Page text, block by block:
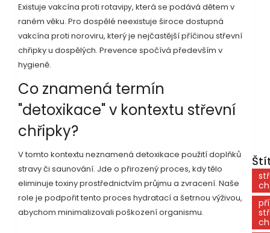
Existuje vakcína proti rotaviру, která se podává dětem v
raném věku. Pro dospělé neexistuje široce dostupná
vakcína proti noroviru, který je nejčastější příčinou střevní
chřipky u dospělých. Prevence spočívá především v
hygieně.
Co znamená termín
"detoxikace" v kontextu střevní
chřipky?
V tomto kontextu neznamená detoxikace použití doplňků
stravy či saunování. Jde o přirozený proces, kdy tělo
eliminuje toxiny prostřednictvím průjmu a zvracení. Naše
role je podpořit tento proces hydratací a šetrnou výživou,
abychom minimalizovali poškození organismu.